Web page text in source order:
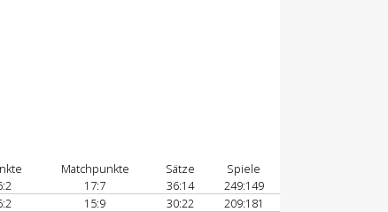
Matchpunkte Sätze
Spiele
17:7 36:14
249:149
15:9 30:22
209:181